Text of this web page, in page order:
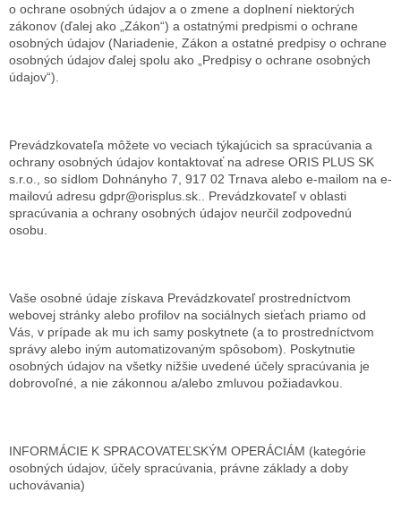
o ochrane osobných údajov a o zmene a doplnení niektorých
zákonov (ďalej ako „Zákon“) a ostatnými predpismi o ochrane
osobných údajov (Nariadenie, Zákon a ostatné predpisy o ochrane
osobných údajov ďalej spolu ako „Predpisy o ochrane osobných
údajov“).
Prevádzkovateľa môžete vo veciach týkajúcich sa spracúvania a
ochrany osobných údajov kontaktovať na adrese ORIS PLUS SK
s.r.o., so sídlom Dohnányho 7, 917 02 Trnava alebo e-mailom na e-
mailovú adresu gdpr@orisplus.sk.. Prevádzkovateľ v oblasti
spracúvania a ochrany osobných údajov neurčil zodpovednú
osobu.
Vaše osobné údaje získava Prevádzkovateľ prostredníctvom
webovej stránky alebo profilov na sociálnych sieťach priamo od
Vás, v prípade ak mu ich samy poskytnete (a to prostredníctvom
správy alebo iným automatizovaným spôsobom). Poskytnutie
osobných údajov na všetky nižšie uvedené účely spracúvania je
dobrovoľné, a nie zákonnou a/alebo zmluvou požiadavkou.
INFORMÁCIE K SPRACOVATEĽSKÝM OPERÁCIÁM (kategórie
osobných údajov, účely spracúvania, právne základy a doby
uchovávania)